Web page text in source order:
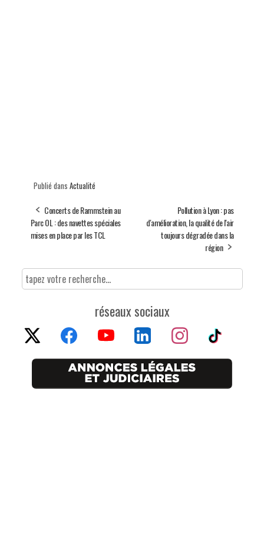
Publié dans Actualité
Concerts de Rammstein au
Parc OL : des navettes spéciales
mises en place par les TCL
Pollution à Lyon : pas
d'amélioration, la qualité de l'air
toujours dégradée dans la
région
réseaux sociaux